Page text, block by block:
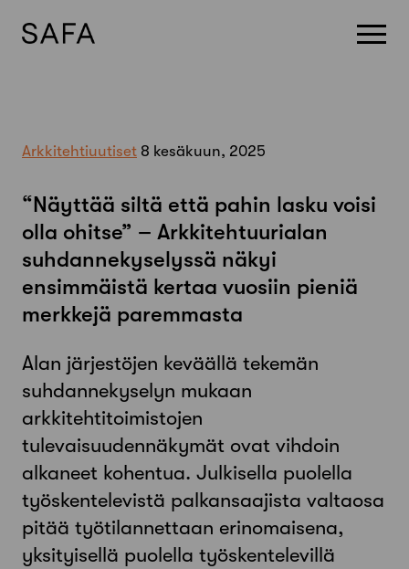
Arkkitehtiuutiset 8 kesäkuun, 2025
“Näyttää siltä että pahin lasku voisi
olla ohitse” – Arkkitehtuurialan
suhdannekyselyssä näkyi
ensimmäistä kertaa vuosiin pieniä
merkkejä paremmasta
Alan järjestöjen keväällä tekemän
suhdannekyselyn mukaan
arkkitehtitoimistojen
tulevaisuudennäkymät ovat vihdoin
alkaneet kohentua. Julkisella puolella
työskentelevistä palkansaajista valtaosa
pitää työtilannettaan erinomaisena,
yksityisellä puolella työskentelevillä